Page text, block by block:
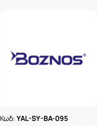
Κωδ:YAL-SY-BA-095